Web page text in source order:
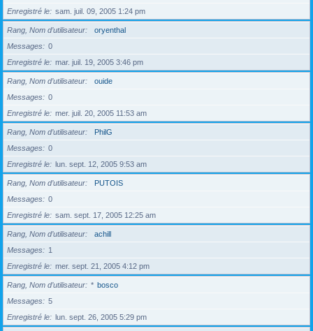
Enregistré le
sam. juil. 09, 2005 1:24 pm
Rang, Nom d’utilisateur
oryenthal
Messages
0
Enregistré le
mar. juil. 19, 2005 3:46 pm
Rang, Nom d’utilisateur
ouide
Messages
0
Enregistré le
mer. juil. 20, 2005 11:53 am
Rang, Nom d’utilisateur
PhilG
Messages
0
Enregistré le
lun. sept. 12, 2005 9:53 am
Rang, Nom d’utilisateur
PUTOIS
Messages
0
Enregistré le
sam. sept. 17, 2005 12:25 am
Rang, Nom d’utilisateur
achill
Messages
1
Enregistré le
mer. sept. 21, 2005 4:12 pm
Rang, Nom d’utilisateur * bosco
Messages
5
Enregistré le
lun. sept. 26, 2005 5:29 pm